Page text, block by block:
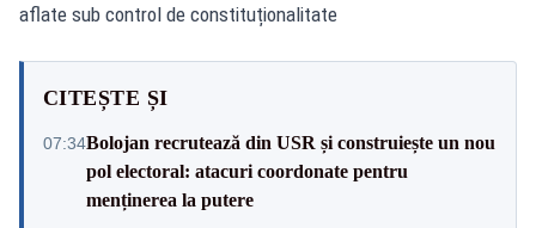
aflate sub control de constituționalitate
CITEȘTE ȘI
07:34Bolojan recrutează din USR și construiește un nou
pol electoral: atacuri coordonate pentru
menținerea la putere